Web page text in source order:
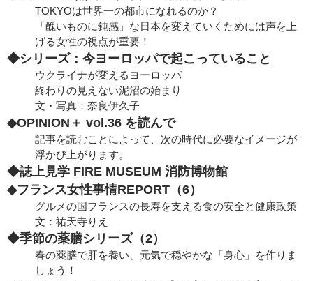
TOKYOは世界一の都市になれるのか？
「醜いものに鈍感」な日本を変えていくためには声を上
げる女性の視点が重要！
◆シリーズ：今ヨーロッパで起こっていること
ウクライナが変えるヨーロッパ
終わりの見えない泥沼の始まり
文・写真：奈良伊久子
◆OPINION＋ vol.36 を読んで
記事を読むことによって、次の時代に必要なイメージが
浮かび上がります。
◆誌上見学 FIRE MUSEUM 消防博物館
◆フランス女性事情REPORT（6）
グルメの国フランスの長寿を支える食の安全と健康政策
文：祐天寺りえ
◆季節の薬膳シリーズ（2）
春の薬膳で肝を養い、元気で穏やかな「身心」を作りま
しょう！